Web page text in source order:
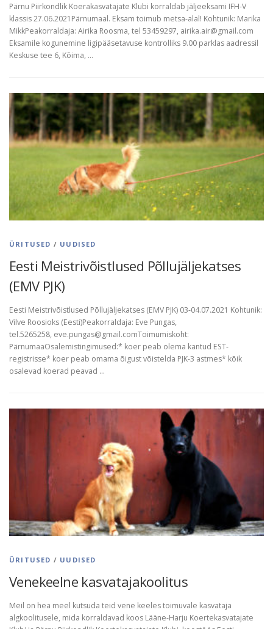
Pärnu Piirkondlik Koerakasvatajate Klubi korraldab jäljeeksami IFH-V
klassis 27.06.2021Pärnumaal. Eksam toimub metsa-alal! Kohtunik: Marika
MikkPeakorraldaja: Airika Roosma, tel 53459297, airika.air@gmail.com
Eksamile kogunemine ligipääsetavuse kontrolliks 9.00 parklas aadressil
Keskuse tee 6, Kõima, …
ÜRITUSED / UUDISED
Eesti Meistrivõistlused Põllujäljekatses
(EMV PJK)
Eesti Meistrivõistlused Põllujäljekatses (EMV PJK) 03-04.07.2021 Kohtunik:
Vilve Roosioks (Eesti)Peakorraldaja: Eve Pungas,
tel.5265258, eve.pungas@gmail.comToimumiskoht:
PärnumaaOsalemistingimused:* koer peab olema kantud EST-
registrisse* koer peab omama õigust võistelda PJK-3 astmes* kõik
osalevad koerad peavad …
ÜRITUSED / UUDISED
Venekeelne kasvatajakoolitus
Meil on hea meel kutsuda teid vene keeles toimuvale kasvataja
algkoolitusele, mida korraldavad koos Lääne-Harju Koertekasvatajate